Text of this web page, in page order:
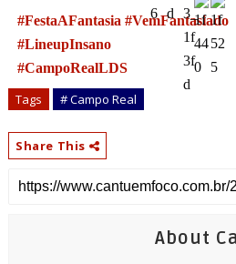
#FestaAFantasia #VemFantasiado
#LineupInsano
#CampoRealLDS
Tags # Campo Real
Share This
About